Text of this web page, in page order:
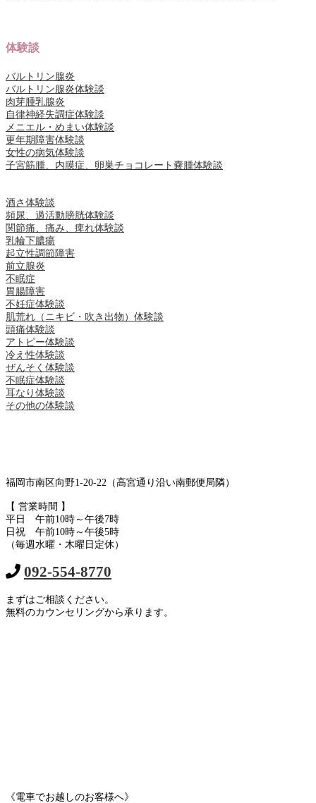
体験談
バルトリン腺炎
バルトリン腺炎体験談
肉芽腫乳腺炎
自律神経失調症体験談
メニエル・めまい体験談
更年期障害体験談
女性の病気体験談
子宮筋腫、内膜症、卵巣チョコレート嚢腫体験談
酒さ体験談
頻尿、過活動膀胱体験談
関節痛、痛み、痺れ体験談
乳輪下膿瘍
起立性調節障害
前立腺炎
不眠症
胃腸障害
不妊症体験談
肌荒れ（ニキビ・吹き出物）体験談
頭痛体験談
アトピー体験談
冷え性体験談
ぜんそく体験談
不眠症体験談
耳なり体験談
その他の体験談
福岡市南区向野1-20-22（高宮通り沿い南郵便局隣）
【 営業時間 】
平日 午前10時～午後7時
日祝 午前10時～午後5時
（毎週水曜・木曜日定休）
092-554-8770
まずはご相談ください。
無料のカウンセリングから承ります。
《電車でお越しのお客様へ》